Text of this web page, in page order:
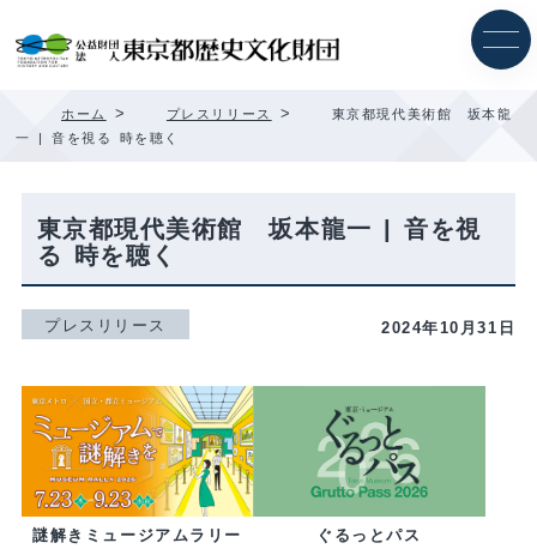
ホーム > プレスリリース >
東京都現代美術館 坂本龍
一 | 音を視る 時を聴く
東京都現代美術館 坂本龍一 | 音を視
る 時を聴く
プレスリリース 2024年10月31日
謎解きミュージアムラリー
ぐるっとパス